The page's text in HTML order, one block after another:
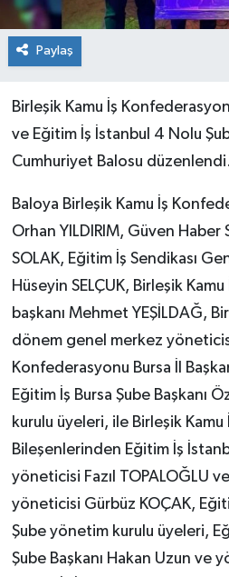
Paylaş
Birleşik Kamu İş
ve Eğitim İş İstanbul 4 Nolu
Cumhuriyet Balosu düzenlendi.
Baloya Birleşik Kamu İş
Orhan YILDIRIM, Güven Haber
SOLAK, Eğitim İş Sendikası
Hüseyin SELÇUK, Birleşik
başkanı Mehmet YEŞİLDAĞ,
dönem genel merkez
Konfederasyonu Bursa İl
Eğitim İş Bursa Şube Başkanı
kurulu üyeleri, ile Birleşik Kamu
Bileşenlerinden Eğitim İş
yöneticisi Fazıl TOPALOĞLU
yöneticisi Gürbüz KOÇAK,
Şube yönetim kurulu üyeleri,
Şube Başkanı Hakan Uzun ve